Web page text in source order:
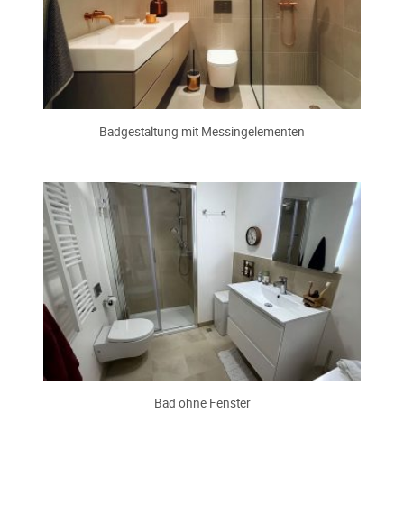
Badgestaltung mit Messingelementen
Bad ohne Fenster